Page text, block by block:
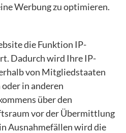
Werbung zu optimieren.
die Funktion IP-
Dadurch wird Ihre IP-
von Mitgliedstaaten
in anderen
über den
vor der Übermittlung
Ausnahmefällen wird die